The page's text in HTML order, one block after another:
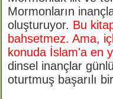
Mormonların
oluşturuyor. Bu
bahsetmez. Ama,
konuda İslam'a en
dinsel inançlar
oturtmuş başarılı